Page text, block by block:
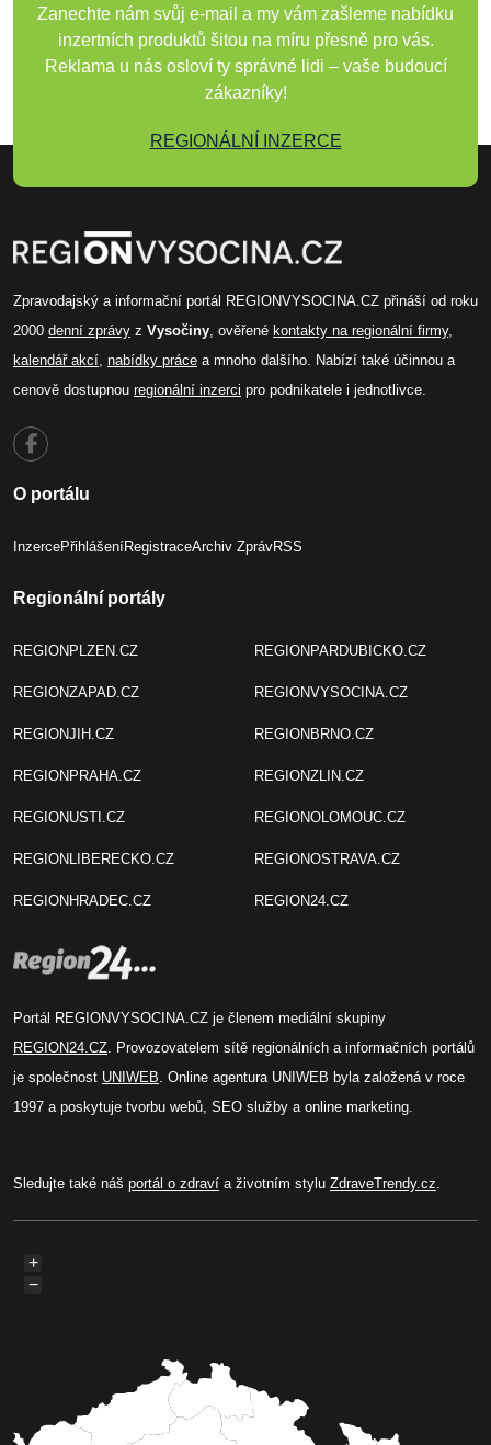
Zanechte nám svůj e-mail a my vám zašleme nabídku
inzertních produktů šitou na míru přesně pro vás.
Reklama u nás osloví ty správné lidi – vaše budoucí
zákazníky!
REGIONÁLNÍ INZERCE
Zpravodajský a informační portál REGIONVYSOCINA.CZ přináší od roku
2000 denní zprávy z Vysočiny , ověřené kontakty na regionální firmy,
kalendář akcí nabídky práce a mnoho dalšího. Nabízí také účinnou a
cenově dostupnou regionální inzerci pro podnikatele i jednotlivce.
O portálu
InzercePřihlášeníRegistraceArchiv ZprávRSS
Regionální portály
REGIONPLZEN.CZ
REGIONZAPAD.CZ
REGIONJIH.CZ
REGIONPRAHA.CZ
REGIONUSTI.CZ
REGIONLIBERECKO.CZ
REGIONHRADEC.CZ
REGIONPARDUBICKO.CZ
REGIONVYSOCINA.CZ
REGIONBRNO.CZ
REGIONZLIN.CZ
REGIONOLOMOUC.CZ
REGIONOSTRAVA.CZ
REGION24.CZ
Portál REGIONVYSOCINA.CZ je členem mediální skupiny
REGION24.CZ . Provozovatelem sítě regionálních a informačních portálů
je společnost UNIWEB . Online agentura UNIWEB byla založená v roce
1997 a poskytuje tvorbu webů, SEO služby a online marketing.
Sledujte také náš portál o zdraví a životním stylu ZdraveTrendy.cz
+
−